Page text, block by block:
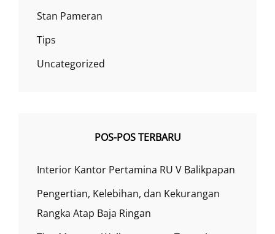
Stan Pameran
Tips
Uncategorized
POS-POS TERBARU
Interior Kantor Pertamina RU V Balikpapan
Pengertian, Kelebihan, dan Kekurangan
Rangka Atap Baja Ringan